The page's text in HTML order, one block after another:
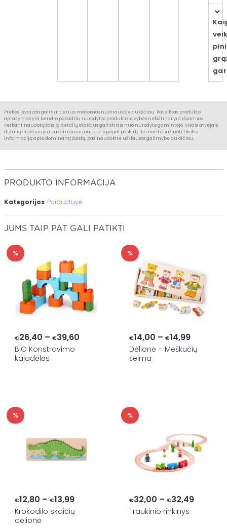
Prekės išvaizda gali skirtis nuo matomos nuotraukoje aukščiau. Pateiktas produkto
aprašymas yra bendro pobūdžio, nurodytos produkto savybės nebūtinai yra išsamios.
Perkant naudotą žaislą, detalių skaičius gali skirtis nuo nurodyto gamintojo. Visais atvejais,
detalių skaičius yra pakankamas naudotis pagal paskirtį. Jei norite sužinoti tikslią
informaciją apie dominantį žaislą, pasinaudokite užklausos galimybe aukščiau.
PRODUKTO INFORMACIJA
Kategorijos: Parduotuvė
JUMS TAIP PAT GALI PATIKTI
%
€26,40 – €39,60Price
BIO Konstravimo
kaladėlės
%
€14,00 – €14,99Price
range:
Dėlionė – Meškučių
šeima
%
€12,80 – €13,99Price
range:
Krokodilo skaičių
dėlionė
%
€32,00 – €32,49Price
Traukinio rinkinys